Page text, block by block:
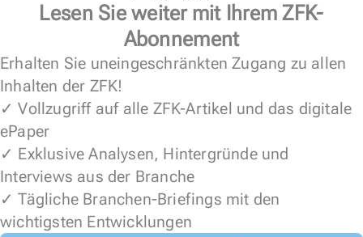
Lesen Sie weiter mit Ihrem ZFK-
Abonnement
Erhalten Sie uneingeschränkten Zugang zu allen
Inhalten der ZFK!
✓ Vollzugriff auf alle ZFK-Artikel und das digitale
ePaper
✓ Exklusive Analysen, Hintergründe und
Interviews aus der Branche
✓ Tägliche Branchen-Briefings mit den
wichtigsten Entwicklungen